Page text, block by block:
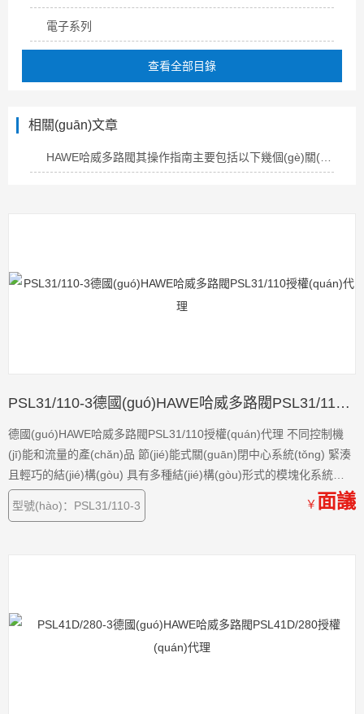
電子系列
查看全部目錄
相關(guān)文章
PSL31/110-3德國(guó)HAWE哈威多路閥PSL31/110授權(quán)代理
德國(guó)HAWE哈威多路閥PSL31/110授權(quán)代理 不同控制機
(jī)能和流量的產(chǎn)品 節(jié)能式關(guān)閉中心系統(tǒng) 緊湊
且輕巧的結(jié)構(gòu) 具有多種結(jié)構(gòu)形式的模塊化系統
(tǒng)
型號(hào)：PSL31/110-3
￥ 面議